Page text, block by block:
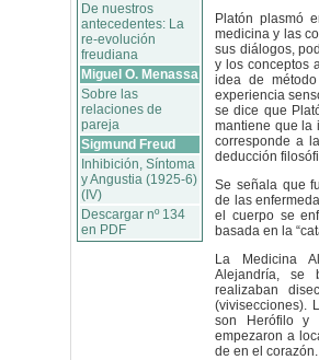
De nuestros
antecedentes: La
re-evolución
freudiana
Miguel O. Menassa
Sobre las
relaciones de
pareja
Sigmund Freud
Inhibición, Síntoma
y Angustia (1925-6)
(IV)
Descargar nº 134
en PDF
Platón plasmó
medicina y las
sus diálogos,
y los conceptos
idea de
experiencia
se dice que
mantiene que la
corresponde a
deducción
Se señala que
de las
el cuerpo se
basada en la
La Medicina
Alejandría, se
realizaban
(vivisecciones).
son Herófilo y
empezaron a
de en el corazón.